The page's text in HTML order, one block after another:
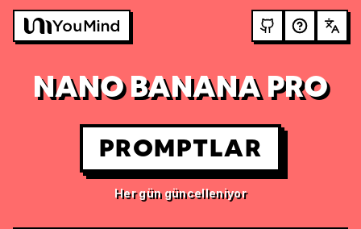
NANO BANANA PRO
PROMPTLAR
Her gün güncelleniyor